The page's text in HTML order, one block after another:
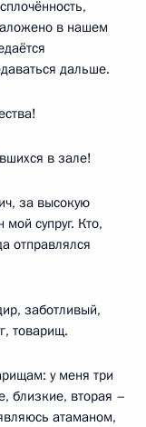
в нашем
дальше.
в зале!
за высокую
мой супруг. Кто,
отправлялся
заботливый,
товарищ.
у меня три
близкие, вторая –
атаманом,